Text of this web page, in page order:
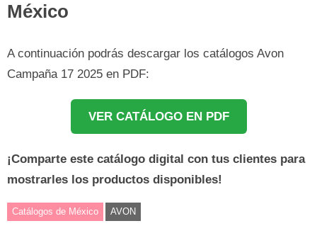
México
A continuación podrás descargar los catálogos Avon
Campaña 17 2025 en PDF:
VER CATÁLOGO EN PDF
¡Comparte este catálogo digital con tus clientes para
mostrarles los productos disponibles!
Catálogos de México AVON